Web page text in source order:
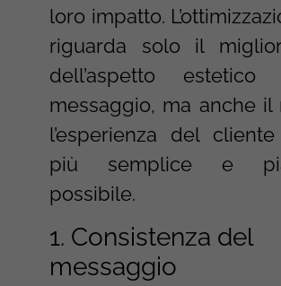
loro impatto.
riguarda solo il
dell’aspetto
messaggio, ma anche il
l’esperienza del
più semplice e
possibile.
1. Consistenza del
messaggio